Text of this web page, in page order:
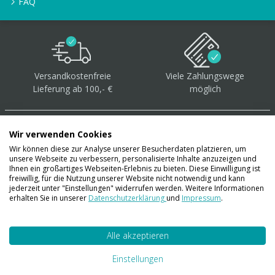
Versandkostenfreie
Lieferung ab 100,- €
Viele Zahlungswege
möglich
Über 40.000 Artikel auf
Lager
Wir verwenden Cookies
Wir können diese zur Analyse unserer Besucherdaten platzieren, um
unsere Webseite zu verbessern, personalisierte Inhalte anzuzeigen und
Ihnen ein großartiges Webseiten-Erlebnis zu bieten. Diese Einwilligung ist
freiwillig, für die Nutzung unserer Website nicht notwendig und kann
jederzeit unter "Einstellungen" widerrufen werden. Weitere Informationen
erhalten Sie in unserer Datenschutzerklärungund Impressum.
Alle akzeptieren
Einstellungen